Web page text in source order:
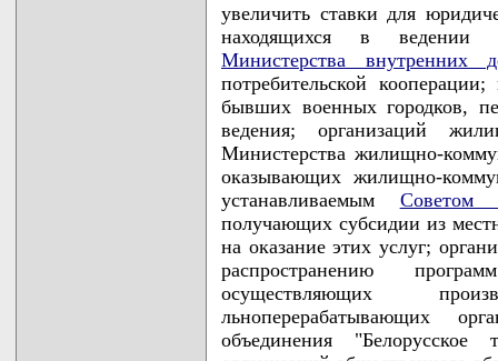
увеличить ставки для
находящихся в ведении
Министерства внутренних
потребительской
бывших военных городков,
ведения; организаций
Министерства жилищно-
оказывающих жилищно-
устанавливаемым Советом
получающих субсидии из
на оказание этих услуг;
распространению
осуществляющих
льноперерабатывающих
объединения